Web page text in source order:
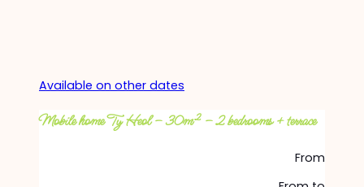
Available on other dates
Mobile home Ty Heol – 30m² – 2 bedrooms + terrace
From